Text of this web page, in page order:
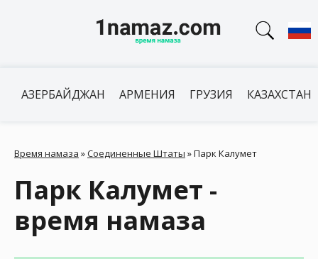
АЗЕРБАЙДЖАН АРМЕНИЯ ГРУЗИЯ КАЗАХСТАН
Время намаза »Соединенные Штаты »Парк Калумет
Парк Калумет -
время намаза